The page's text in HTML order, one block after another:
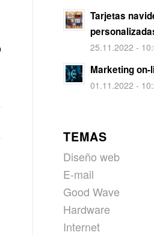
Tarjetas
25.11.2022 -
Marketing on-
01.11.2022 -
TEMAS
Diseño web
E-mail
Good Wave
Hardware
Internet